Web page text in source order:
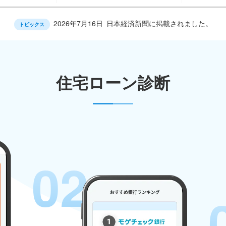
トピックス 2026年7月16日 日本経済新聞に掲載されました。
住宅ローン診断
02